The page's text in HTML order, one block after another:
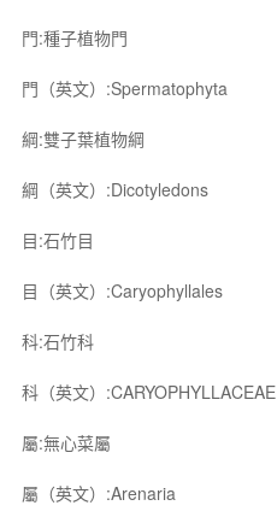
門:種子植物門
門（英文）:Spermatophyta
綱:雙子葉植物綱
綱（英文）:Dicotyledons
目:石竹目
目（英文）:Caryophyllales
科:石竹科
科（英文）:CARYOPHYLLACEAE
屬:無心菜屬
屬（英文）:Arenaria